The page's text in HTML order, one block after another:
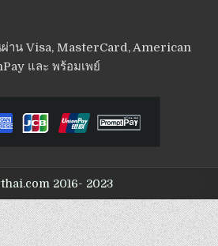
ผ่าน Visa, MasterCard, American
และ พร้อมเพย์
2016- 2023